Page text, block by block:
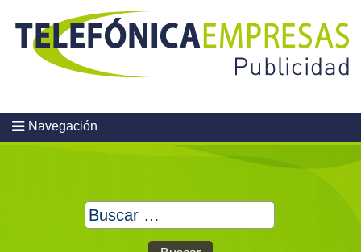
content
Navegación
Buscar: